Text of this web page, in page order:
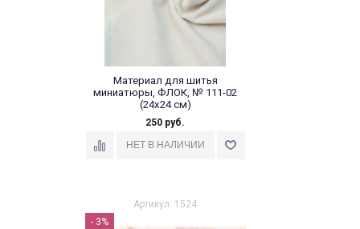
Материал для шитья
миниатюры, ФЛОК, № 111-02
(24х24 см)
250 руб.
Артикул: 1524
- 3%